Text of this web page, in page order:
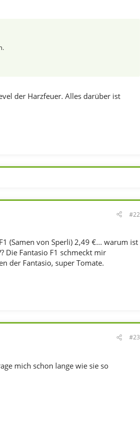
der Harzfeuer. Alles darüber ist
#22
(Samen von Sperli) 2,49 €... warum ist
Die Fantasio F1 schmeckt mir
der Fantasio, super Tomate.
#23
mich schon lange wie sie so